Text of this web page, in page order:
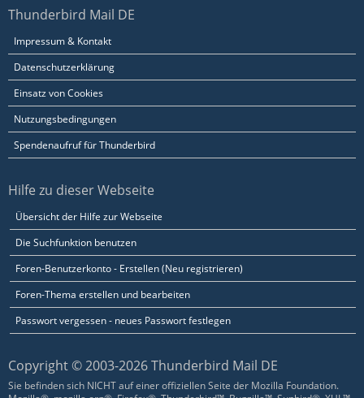
Thunderbird Mail DE
Impressum & Kontakt
Datenschutzerklärung
Einsatz von Cookies
Nutzungsbedingungen
Spendenaufruf für Thunderbird
Hilfe zu dieser Webseite
Übersicht der Hilfe zur Webseite
Die Suchfunktion benutzen
Foren-Benutzerkonto - Erstellen (Neu registrieren)
Foren-Thema erstellen und bearbeiten
Passwort vergessen - neues Passwort festlegen
Copyright © 2003-2026 Thunderbird Mail DE
Sie befinden sich NICHT auf einer offiziellen Seite der Mozilla Foundation.